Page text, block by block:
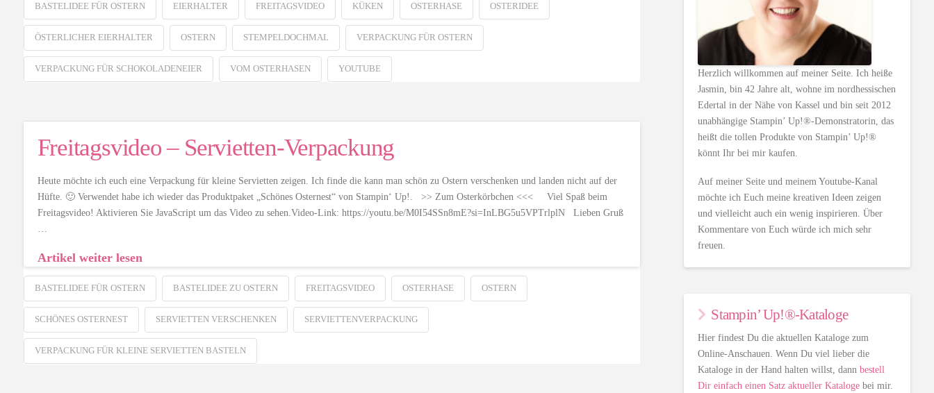
BASTELIDEE FÜR OSTERN EIERHALTER FREITAGSVIDEO KÜKEN OSTERHASE OSTERIDEE
ÖSTERLICHER EIERHALTER OSTERN STEMPELDOCHMAL VERPACKUNG FÜR OSTERN
VERPACKUNG FÜR SCHOKOLADENEIER VOM OSTERHASEN YOUTUBE
Freitagsvideo – Servietten-Verpackung
Heute möchte ich euch eine Verpackung für kleine Servietten zeigen. Ich finde die kann man schön zu Ostern verschenken und landen nicht auf der
Hüfte. 🙂 Verwendet habe ich wieder das Produktpaket „Schönes Osternest“ von Stampin‘ Up!. >> Zum Osterkörbchen <<< Viel Spaß beim
Freitagsvideo! Aktivieren Sie JavaScript um das Video zu sehen.Video-Link: https://youtu.be/M0I54SSn8mE?si=InLBG5u5VPTrlplN Lieben Gruß
Artikel weiter lesen
BASTELIDEE FÜR OSTERN BASTELIDEE ZU OSTERN FREITAGSVIDEO OSTERHASE OSTERN
SCHÖNES OSTERNEST SERVIETTEN VERSCHENKEN SERVIETTENVERPACKUNG
VERPACKUNG FÜR KLEINE SERVIETTEN BASTELN
Herzlich willkommen auf meiner Seite. Ich heiße
Jasmin, bin 42 Jahre alt, wohne im nordhessischen
Edertal in der Nähe von Kassel und bin seit 2012
unabhängige Stampin’ Up!®-Demonstratorin, das
heißt die tollen Produkte von Stampin’ Up!®
könnt Ihr bei mir kaufen.
Auf meiner Seite und meinem Youtube-Kanal
möchte ich Euch meine kreativen Ideen zeigen
und vielleicht auch ein wenig inspirieren. Über
Kommentare von Euch würde ich mich sehr
freuen.
Stampin’ Up!®-Kataloge
Hier findest Du die aktuellen Kataloge zum
Online-Anschauen. Wenn Du viel lieber die
Kataloge in der Hand halten willst, dannbestell
Dir einfach einen Satz aktueller Kataloge bei mir.